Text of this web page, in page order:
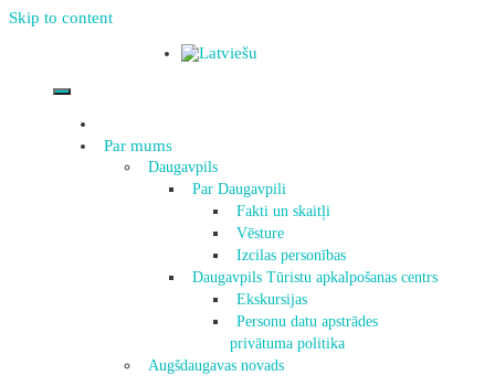
Skip to content
Par mums
Daugavpils
Par Daugavpili
Fakti un skaitļi
Vēsture
Izcilas personības
Daugavpils Tūristu apkalpošanas centrs
Ekskursijas
Personu datu apstrādes
privātuma politika
Augšdaugavas novads